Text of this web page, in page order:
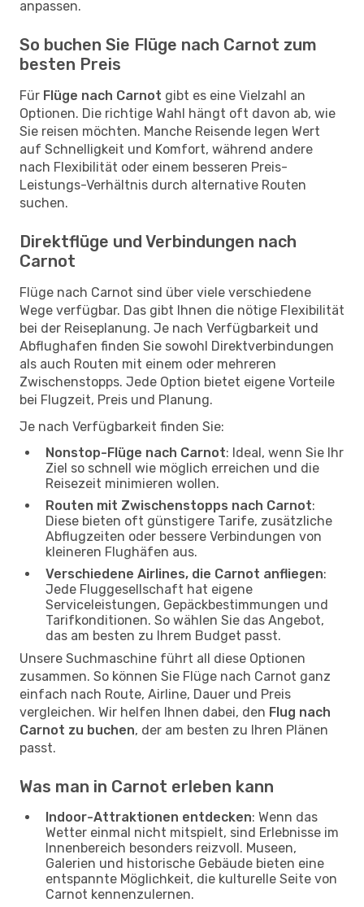
anpassen.
So buchen Sie Flüge nach Carnot zum
besten Preis
Für Flüge nach Carnot gibt es eine Vielzahl an
Optionen. Die richtige Wahl hängt oft davon ab, wie
Sie reisen möchten. Manche Reisende legen Wert
auf Schnelligkeit und Komfort, während andere
nach Flexibilität oder einem besseren Preis-
Leistungs-Verhältnis durch alternative Routen
suchen.
Direktflüge und Verbindungen nach
Carnot
Flüge nach Carnot sind über viele verschiedene
Wege verfügbar. Das gibt Ihnen die nötige Flexibilität
bei der Reiseplanung. Je nach Verfügbarkeit und
Abflughafen finden Sie sowohl Direktverbindungen
als auch Routen mit einem oder mehreren
Zwischenstopps. Jede Option bietet eigene Vorteile
bei Flugzeit, Preis und Planung.
Je nach Verfügbarkeit finden Sie:
Nonstop-Flüge nach Carnot: Ideal, wenn Sie Ihr
Ziel so schnell wie möglich erreichen und die
Reisezeit minimieren wollen.
Routen mit Zwischenstopps nach Carnot:
Diese bieten oft günstigere Tarife, zusätzliche
Abflugzeiten oder bessere Verbindungen von
kleineren Flughäfen aus.
Verschiedene Airlines, die Carnot anfliegen:
Jede Fluggesellschaft hat eigene
Serviceleistungen, Gepäckbestimmungen und
Tarifkonditionen. So wählen Sie das Angebot,
das am besten zu Ihrem Budget passt.
Unsere Suchmaschine führt all diese Optionen
zusammen. So können Sie Flüge nach Carnot ganz
einfach nach Route, Airline, Dauer und Preis
vergleichen. Wir helfen Ihnen dabei, den Flug nach
Carnot zu buchen, der am besten zu Ihren Plänen
passt.
Was man in Carnot erleben kann
Indoor-Attraktionen entdecken: Wenn das
Wetter einmal nicht mitspielt, sind Erlebnisse im
Innenbereich besonders reizvoll. Museen,
Galerien und historische Gebäude bieten eine
entspannte Möglichkeit, die kulturelle Seite von
Carnot kennenzulernen.